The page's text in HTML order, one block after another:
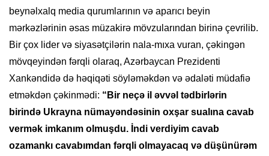
beynəlxalq media qurumlarının və aparıcı beyin
mərkəzlərinin əsas müzakirə mövzularından birinə çevrilib.
Bir çox lider və siyasətçilərin nala-mıxa vuran, çəkingən
mövqeyindən fərqli olaraq, Azərbaycan Prezidenti
Xankəndidə də həqiqəti söyləməkdən və ədaləti müdafiə
etməkdən çəkinmədi: “Bir neçə il əvvəl tədbirlərin
birində Ukrayna nümayəndəsinin oxşar sualına cavab
vermək imkanım olmuşdu. İndi verdiyim cavab
ozamankı cavabımdan fərqli olmayacaq və düşünürəm